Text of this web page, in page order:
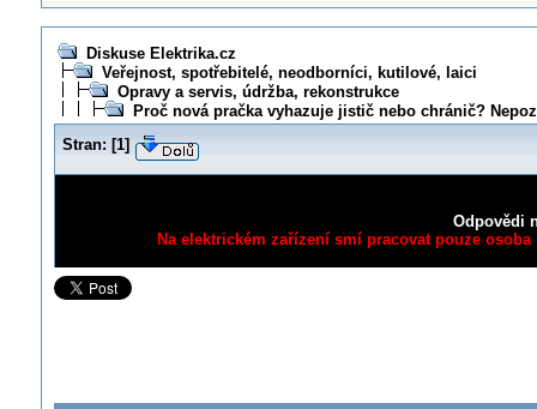
Diskuse Elektrika.cz
Veřejnost, spotřebitelé, neodborníci, kutilové, laici
Opravy a servis, údržba, rekonstrukce
Proč nová pračka vyhazuje jistič nebo chránič?
Stran: [1]
Odpovědi
Na elektrickém zařízení smí pracovat pouze